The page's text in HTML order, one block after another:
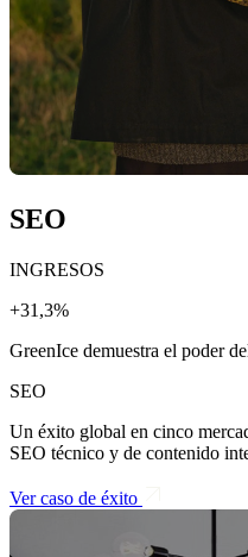
SEO
INGRESOS
+31,3%
GreenIce demuestra el poder
SEO
Un éxito global en cinco
SEO técnico y de contenido
Ver caso de éxito